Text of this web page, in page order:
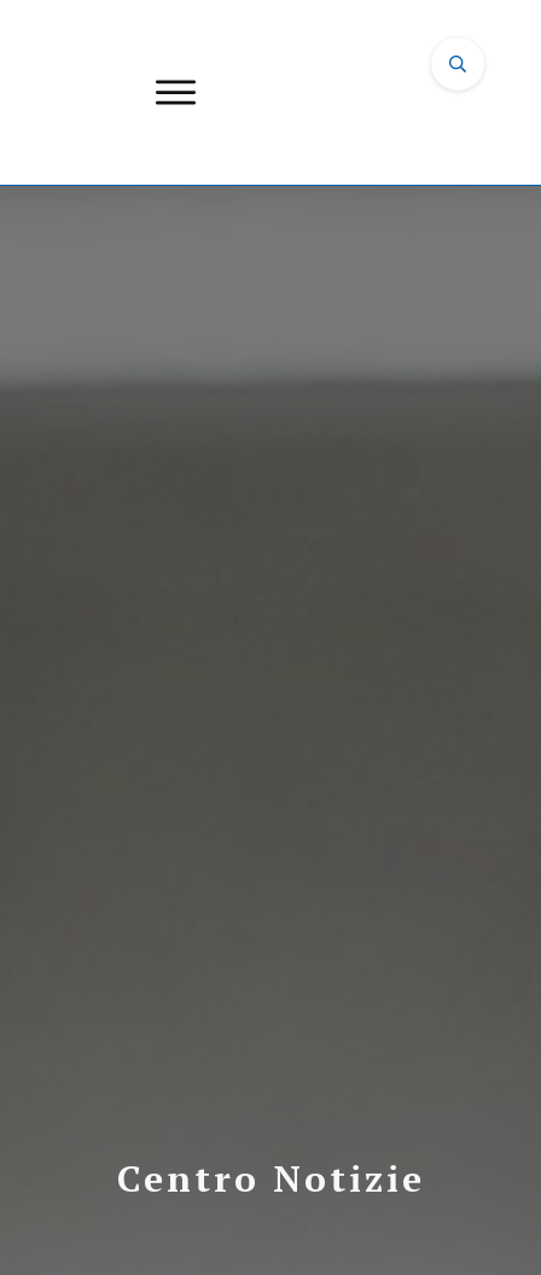
Centro Notizie